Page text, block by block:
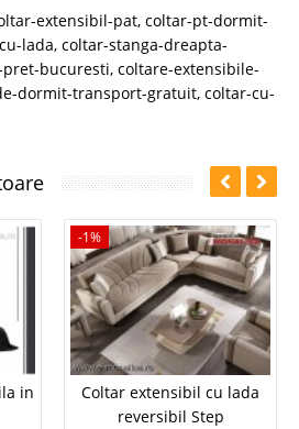
extensibil-pat, coltar-pt-dormit-
lada, coltar-stanga-dreapta-
bucuresti, coltare-extensibile-
dormit-transport-gratuit, coltar-cu-
in
-1%
Coltar extensibil cu lada
reversibil Step